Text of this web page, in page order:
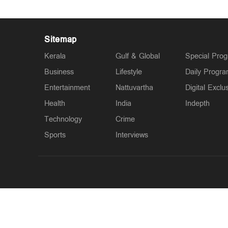
Sitemap
Kerala
Business
Entertainment
Health
Technology
Sports
Gulf & Global
Lifestyle
Nattuvartha
India
Crime
Interviews
Special
Daily
Digital
Indepth